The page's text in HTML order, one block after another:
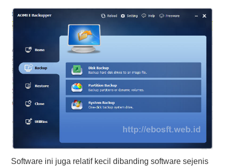
Software ini juga relatif kecil dibanding software sejenis